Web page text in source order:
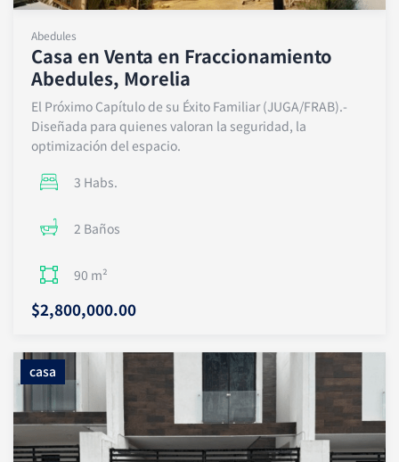
Abedules
Casa en Venta en Fraccionamiento
Abedules, Morelia
El Próximo Capítulo de su Éxito Familiar (JUGA/FRAB).-
Diseñada para quienes valoran la seguridad, la
optimización del espacio.
3 Habs.
2 Baños
90 m²
$2,800,000.00
casa